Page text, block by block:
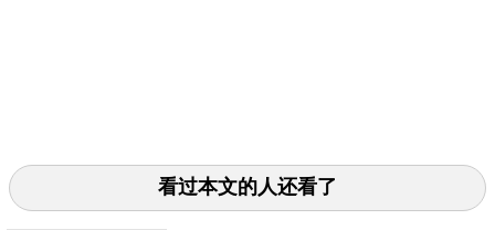
看过本文的人还看了